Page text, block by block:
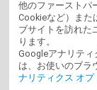
他のファーストパ
Cookieなど）また
ブサイトを訪れた
ります。
Googleアナリテ
は、お使いのブラ
ナリティクス オ